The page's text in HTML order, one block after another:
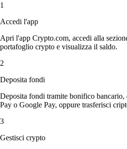
1
Accedi l'app
Apri l'app Crypto.com, accedi alla
portafoglio crypto e visualizza il saldo.
2
Deposita fondi
Deposita fondi tramite bonifico
Pay o Google Pay, oppure trasferisci
3
Gestisci crypto